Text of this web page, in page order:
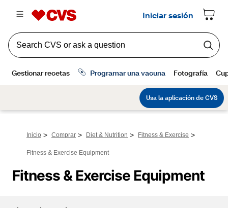
Inicio > Comprar > Diet & Nutrition > Fitness & Exercise >
Fitness & Exercise Equipment
Fitness & Exercise Equipment